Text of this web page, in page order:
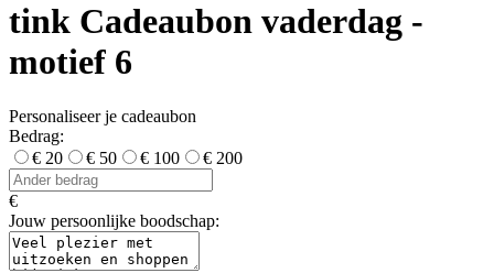
tink Cadeaubon vaderdag -
motief 6
Personaliseer je cadeaubon
Bedrag:
€ 20
€ 50 € 100 € 200
€
Jouw persoonlijke boodschap: